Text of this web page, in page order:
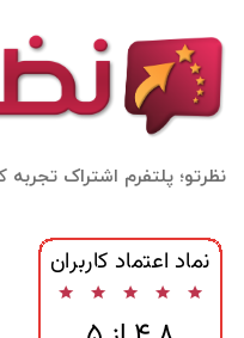
نظرتو؛ پلتفرم اشتراک تجربه